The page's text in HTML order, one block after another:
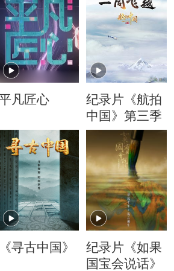
凡匠心
纪录片《航拍
中国》第三季
《寻古中国》
纪录片《如果
国宝会说话》